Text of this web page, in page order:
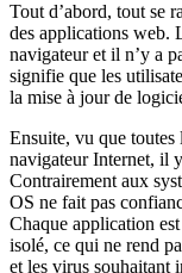
Tout d’abord, tout se
des applications web.
navigateur et il n’y a
signifie que les
la mise à jour de
Ensuite, vu que toutes
navigateur Internet, il
Contrairement aux
OS ne fait pas
Chaque application
isolé, ce qui ne rend
et les virus souhaitant